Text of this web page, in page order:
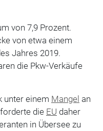
von 7,9 Prozent.
von etwa einem
Jahres 2019.
die Pkw-Verkäufe
unter einem Mangel an
forderte die EU daher
in Übersee zu